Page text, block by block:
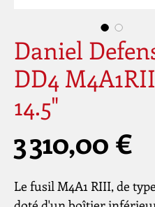
Daniel
DD4
14.5"
3 310,00 €
Le fusil M4A1 RIII, de